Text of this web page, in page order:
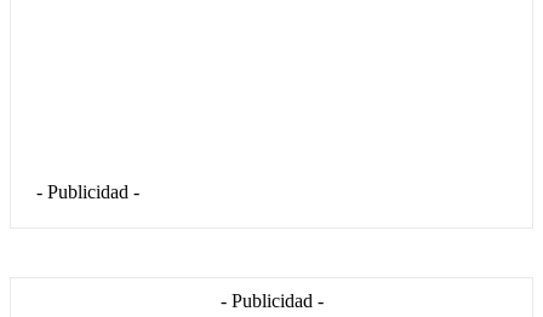
- Publicidad -
- Publicidad -